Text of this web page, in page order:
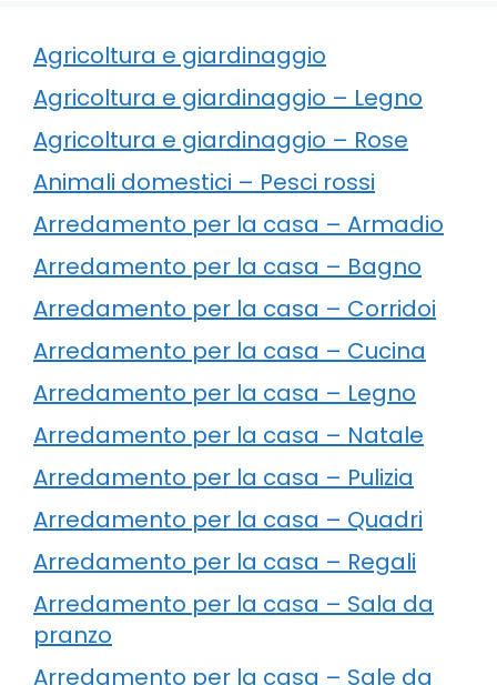
Agricoltura e giardinaggio
Agricoltura e giardinaggio – Legno
Agricoltura e giardinaggio – Rose
Animali domestici – Pesci rossi
Arredamento per la casa – Armadio
Arredamento per la casa – Bagno
Arredamento per la casa – Corridoi
Arredamento per la casa – Cucina
Arredamento per la casa – Legno
Arredamento per la casa – Natale
Arredamento per la casa – Pulizia
Arredamento per la casa – Quadri
Arredamento per la casa – Regali
Arredamento per la casa – Sala da
pranzo
Arredamento per la casa – Sale da